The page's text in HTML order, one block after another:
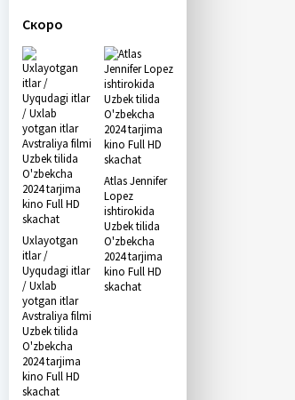
Скоро
Uxlayotgan
itlar /
Uyqudagi itlar
/ Uxlab
yotgan itlar
Avstraliya filmi
Uzbek tilida
O'zbekcha
2024 tarjima
kino Full HD
skachat
Atlas Jennifer
Lopez
ishtirokida
Uzbek tilida
O'zbekcha
2024 tarjima
kino Full HD
skachat